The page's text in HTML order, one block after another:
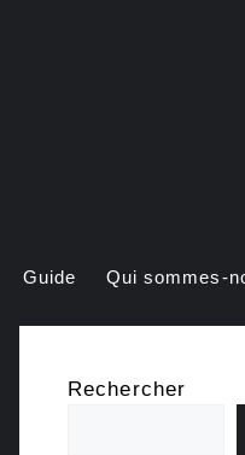
Guide Qui sommes-
Rechercher